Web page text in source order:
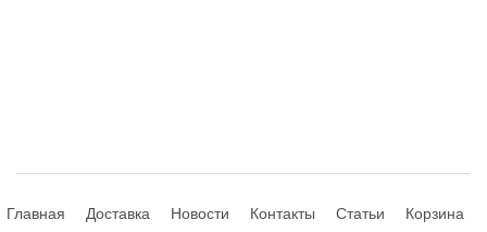
Главная Доставка Новости Контакты Статьи Корзина